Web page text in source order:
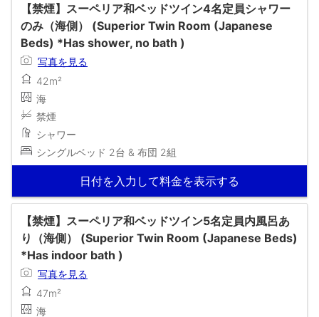
【禁煙】スーペリア和ベッドツイン4名定員シャワー
のみ（海側） (Superior Twin Room (Japanese
Beds) *Has shower, no bath )
写真を見る
42m²
海
禁煙
シャワー
シングルベッド 2台 & 布団 2組
日付を入力して料金を表示する
【禁煙】スーペリア和ベッドツイン5名定員内風呂あ
り（海側） (Superior Twin Room (Japanese Beds)
*Has indoor bath )
写真を見る
47m²
海